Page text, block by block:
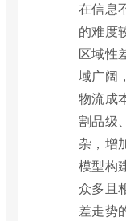
在信息
的难度
区域性
域广阔
物流成
割品级
杂，增
模型构
众多且
差走势